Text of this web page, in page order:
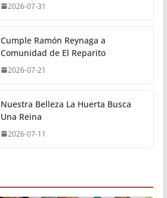
2026-07-31
Cumple Ramón Reynaga a
Comunidad de El Reparito
2026-07-21
Nuestra Belleza La Huerta Busca
Una Reina
2026-07-11